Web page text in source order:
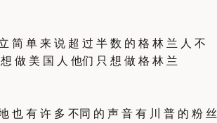
简 单 来 说 超 过 半 数 的 格 林 兰 人 不
做 美 国 人 他们 只 想 做 格 林 兰
也 有 许 多 不同 的 声 音 有 川 普 的 粉 丝